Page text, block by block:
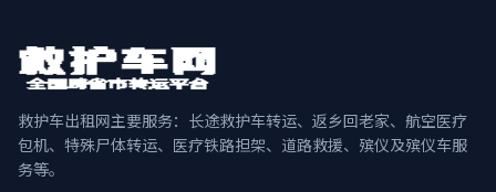
救护车出租网主要服务：长途救护车转运、返乡回老家、航空医疗
包机、特殊尸体转运、医疗铁路担架、道路救援、殡仪及殡仪车服
务等。